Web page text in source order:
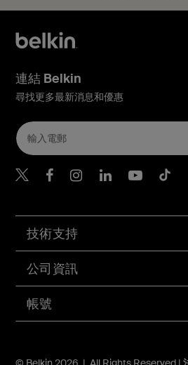
帳號
技術支持
公司資訊
連結 Belkin
尋找更多最新消息和優惠
Belkin Twitter
Belkin Hong
BelkinBelkin